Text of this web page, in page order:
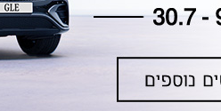
מחירון חלפים
הודעה על הטבות לרכבי מרצדס בהסדר